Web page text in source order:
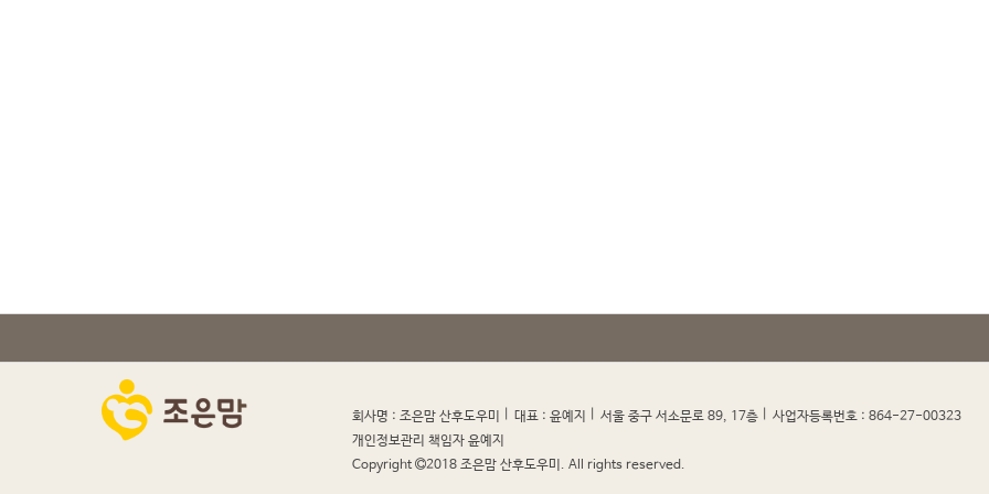
회사명 : 조은맘 산후도우미 대표 : 윤예지 서울 중구 서소문로 89, 17층 사업자등록번호 : 864-27-00323
개인정보관리 책임자 윤예지
Copyright
2018 조은맘 산후도우미. All rights reserved.